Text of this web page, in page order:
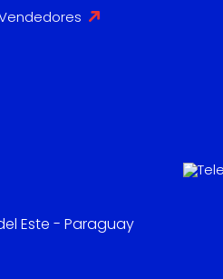
Este - Paraguay